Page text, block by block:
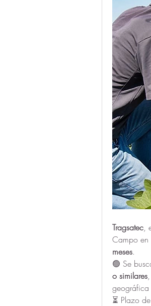
Tragsatec,
Campo
meses.
🟢 Se
o similares
⏳ Plazo